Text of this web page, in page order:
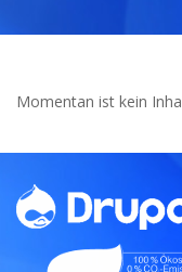
Momentan ist kein